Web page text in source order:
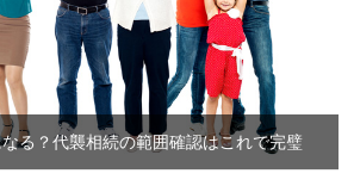
る？代襲相続の範囲確認はこれで完璧